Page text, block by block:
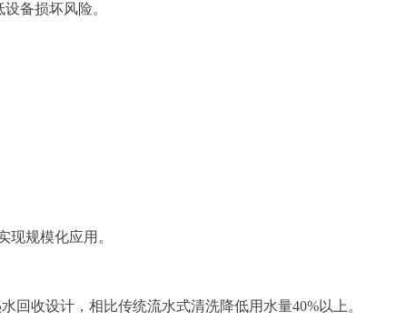
备损坏风险。
规模化应用。
收设计，相比传统流水式清洗降低用水量40%以上。